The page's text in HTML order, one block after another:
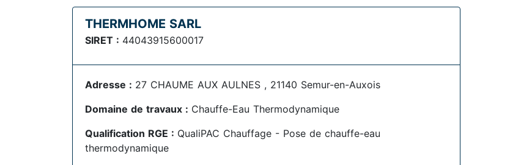
THERMHOME SARL
SIRET : 44043915600017
Adresse : 27 CHAUME AUX AULNES , 21140 Semur-en-Auxois
Domaine de travaux : Chauffe-Eau Thermodynamique
Qualification RGE : QualiPAC Chauffage - Pose de chauffe-eau
thermodynamique